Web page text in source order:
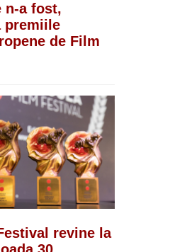
n-a fost,
premiile
de Film
revine la
30